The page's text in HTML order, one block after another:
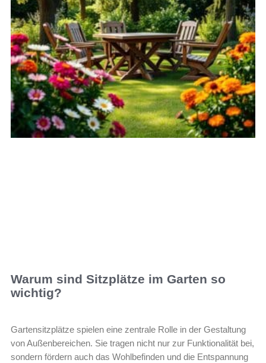
Warum sind Sitzplätze im Garten so
wichtig?
Gartensitzplätze spielen eine zentrale Rolle in der Gestaltung
von Außenbereichen. Sie tragen nicht nur zur Funktionalität bei,
sondern fördern auch das Wohlbefinden und die Entspannung